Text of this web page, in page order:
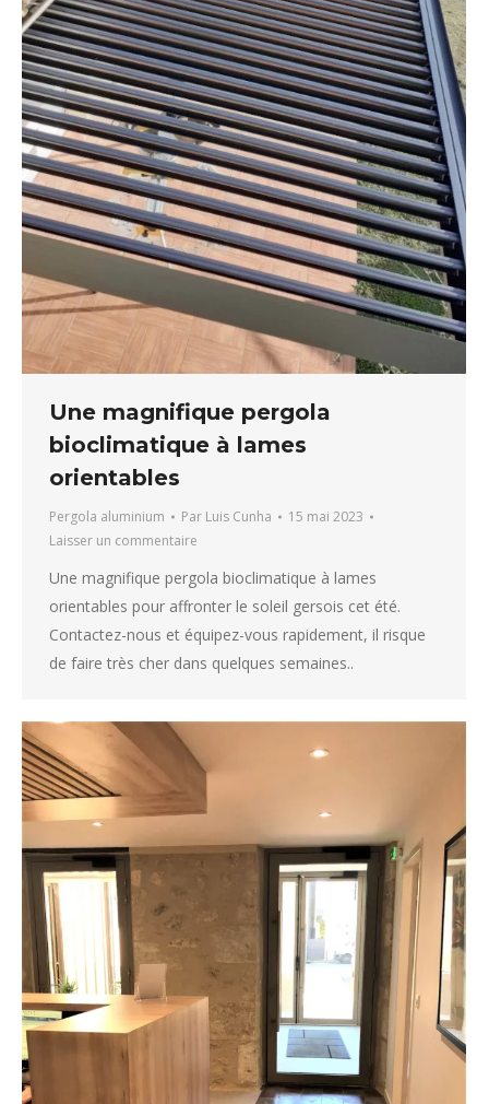
Une magnifique pergola
bioclimatique à lames
orientables
Pergola aluminium Par Luis Cunha
15 mai 2023
Laisser un commentaire
Une magnifique pergola bioclimatique à lames
orientables pour affronter le soleil gersois cet été.
Contactez-nous et équipez-vous rapidement, il risque
de faire très cher dans quelques semaines..